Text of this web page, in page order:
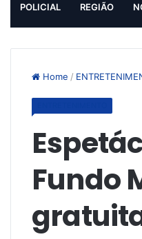
POLICIAL REGIÃO
Home /
Fundo